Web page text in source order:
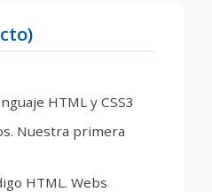
HTML y CSS3
Nuestra primera
HTML. Webs